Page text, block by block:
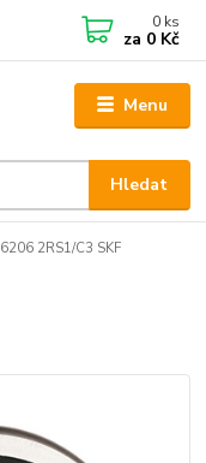
Menu
Hledat
0 ks
za 0 Kč
6206 2RS1/C3 SKF